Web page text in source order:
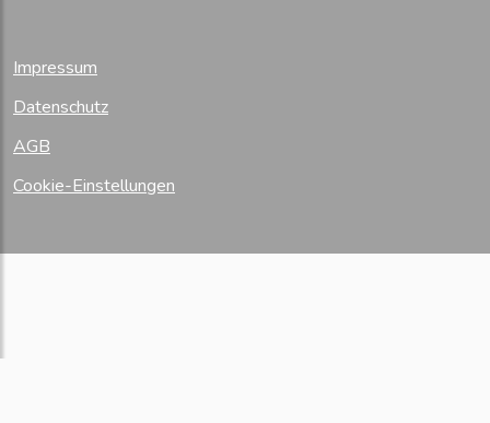
Impressum
Datenschutz
AGB
Cookie-Einstellungen